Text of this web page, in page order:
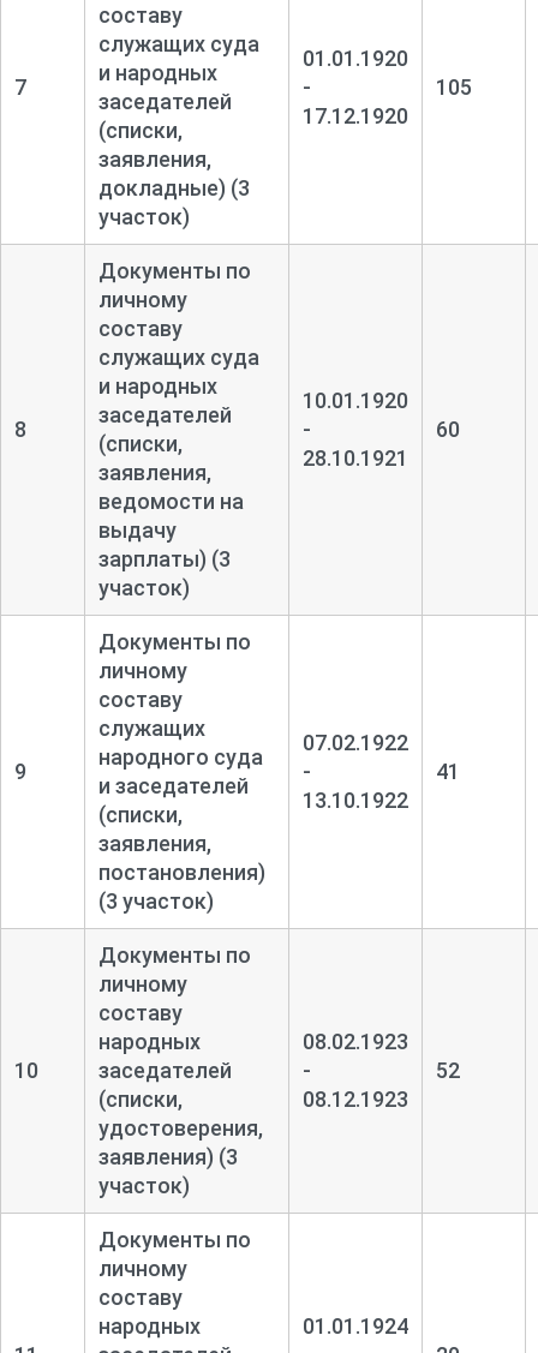
7
составу
служащих суда
и народных
заседателей
(списки,
заявления,
докладные) (3
участок)
01.01.1920
-
17.12.1920
105
8
Документы по
личному
составу
служащих суда
и народных
заседателей
(списки,
заявления,
ведомости на
выдачу
зарплаты) (3
участок)
10.01.1920
-
28.10.1921
60
9
Документы по
личному
составу
служащих
народного суда
и заседателей
(списки,
заявления,
постановления)
(3 участок)
07.02.1922
-
13.10.1922
41
10
Документы по
личному
составу
народных
заседателей
(списки,
удостоверения,
заявления) (3
участок)
08.02.1923
-
08.12.1923
52
Документы по
личному
составу
народных
01.01.1924